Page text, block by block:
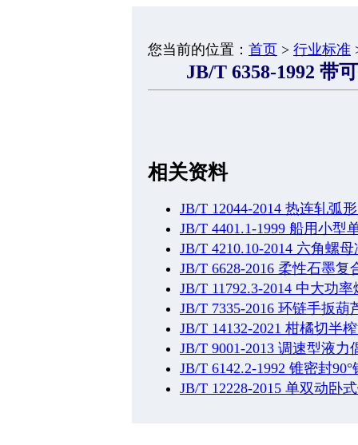
您当前的位置： 首页 > 行业标准
JB/T 6358-1992 带
相关资料
JB/T 12044-2014 热连轧弧
JB/T 4401.1-1999 船用小型
JB/T 4210.10-2014 六角螺
JB/T 6628-2016 柔性石墨复
JB/T 11792.3-2014 中大功
JB/T 7335-2016 环链手扳葫
JB/T 14132-2021 柑橘切半
JB/T 9001-2013 调速型液
JB/T 6142.2-1992 锥密封
JB/T 12228-2015 单双动卧